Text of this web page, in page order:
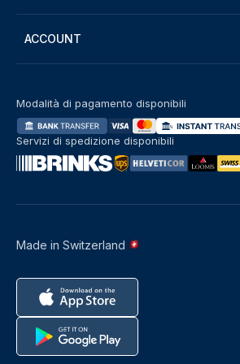
ACCOUNT
Made in Switzerland
Modalità di pagamento disponibili
Servizi di spedizione disponibili